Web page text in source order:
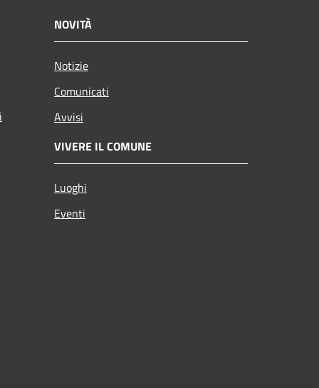
NOVITÀ
Notizie
Comunicati
Avvisi
VIVERE IL COMUNE
Luoghi
Eventi